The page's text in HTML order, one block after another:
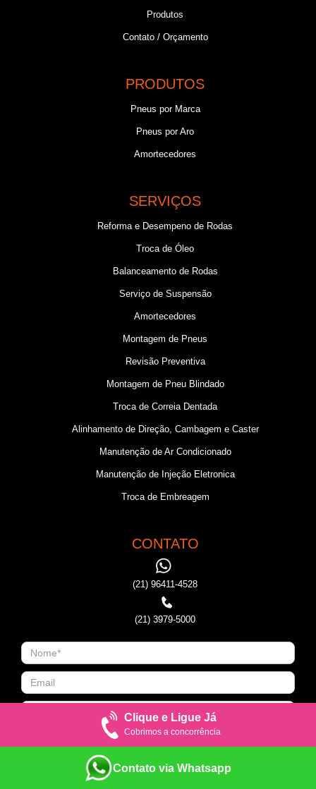
Produtos
Contato / Orçamento
PRODUTOS
Pneus por Marca
Pneus por Aro
Amortecedores
SERVIÇOS
Reforma e Desempeno de Rodas
Troca de Óleo
Balanceamento de Rodas
Serviço de Suspensão
Amortecedores
Montagem de Pneus
Revisão Preventiva
Montagem de Pneu Blindado
Troca de Correia Dentada
Alinhamento de Direção, Cambagem e Caster
Manutenção de Ar Condicionado
Manutenção de Injeção Eletronica
Troca de Embreagem
CONTATO
(21) 96411-4528
(21) 3979-5000
Clique e Ligue Já
Cobrimos a concorrência
Contato via Whatsapp